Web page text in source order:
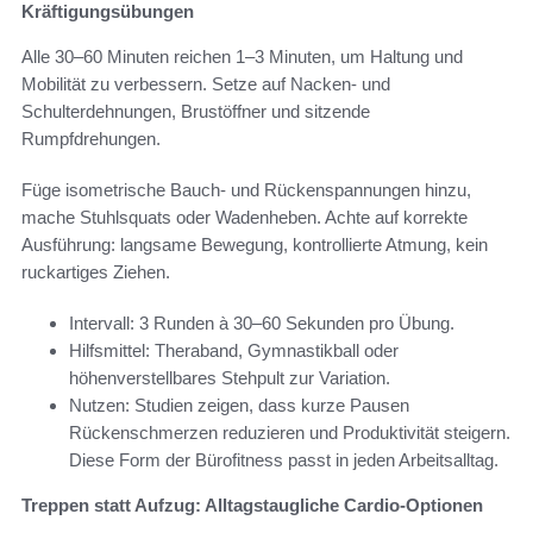
Kräftigungsübungen
Alle 30–60 Minuten reichen 1–3 Minuten, um Haltung und
Mobilität zu verbessern. Setze auf Nacken- und
Schulterdehnungen, Brustöffner und sitzende
Rumpfdrehungen.
Füge isometrische Bauch- und Rückenspannungen hinzu,
mache Stuhlsquats oder Wadenheben. Achte auf korrekte
Ausführung: langsame Bewegung, kontrollierte Atmung, kein
ruckartiges Ziehen.
Intervall: 3 Runden à 30–60 Sekunden pro Übung.
Hilfsmittel: Theraband, Gymnastikball oder
höhenverstellbares Stehpult zur Variation.
Nutzen: Studien zeigen, dass kurze Pausen
Rückenschmerzen reduzieren und Produktivität steigern.
Diese Form der Bürofitness passt in jeden Arbeitsalltag.
Treppen statt Aufzug: Alltagstaugliche Cardio-Optionen